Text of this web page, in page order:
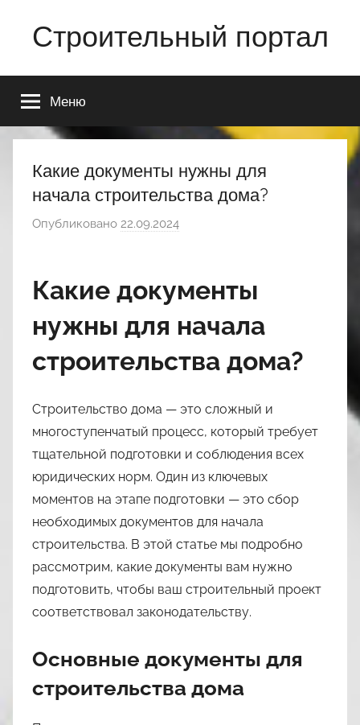
содержимому
Строительный портал
Меню
Какие документы нужны для
начала строительства дома?
Опубликовано 22.09.2024
о
о
n
s
l
i
l
3
9
Какие документы
нужны для начала
строительства дома?
Строительство дома — это сложный и
многоступенчатый процесс, который требует
тщательной подготовки и соблюдения всех
юридических норм. Один из ключевых
моментов на этапе подготовки — это сбор
необходимых документов для начала
строительства. В этой статье мы подробно
рассмотрим, какие документы вам нужно
подготовить, чтобы ваш строительный проект
соответствовал законодательству.
Основные документы для
строительства дома